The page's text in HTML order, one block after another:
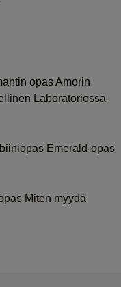
opasAmorin
Laboratoriossa
Emerald-opas
Miten myydä